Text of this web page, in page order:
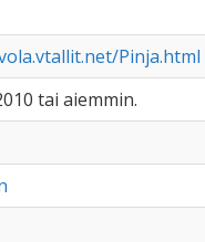
Pinja.html
tai aiemmin.